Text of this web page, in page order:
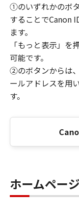
①のいずれかのボ
することでCanon
ます。
「もっと表示」を
可能です。
②のボタンからは
ールアドレスを用
す。
ホームペー